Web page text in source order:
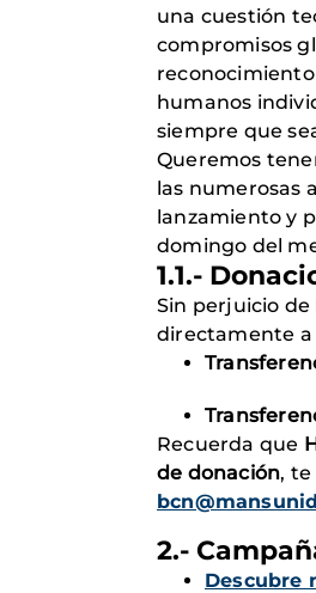
una cuestión
compromisos
humanos
siempre que
Queremos
las numerosas
lanzamiento y
domingo del
1.1.-
Sin perjuicio
directamente a
Recuerda que
de donación, te
2.-
Descubre